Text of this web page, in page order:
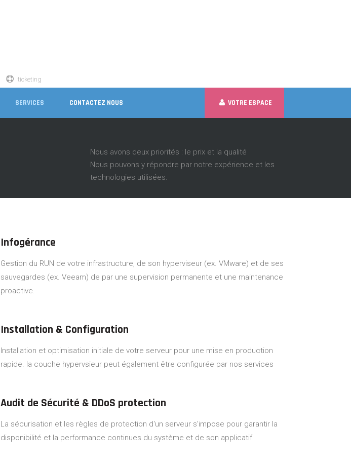
ticketing
SERVICES CONTACTEZ NOUS VOTRE ESPACE
Nous avons deux priorités : le prix et la qualité
Nous pouvons y répondre par notre expérience et les
technologies utilisées.
Infogérance
Gestion du RUN de votre infrastructure, de son hyperviseur (ex. VMware) et de ses
sauvegardes (ex. Veeam) de par une supervision permanente et une maintenance
proactive.
Installation & Configuration
Installation et optimisation initiale de votre serveur pour une mise en production
rapide. la couche hypervsieur peut également être configurée par nos services
Audit de Sécurité & DDoS protection
La sécurisation et les règles de protection d'un serveur s’impose pour garantir la
disponibilité et la performance continues du système et de son applicatif